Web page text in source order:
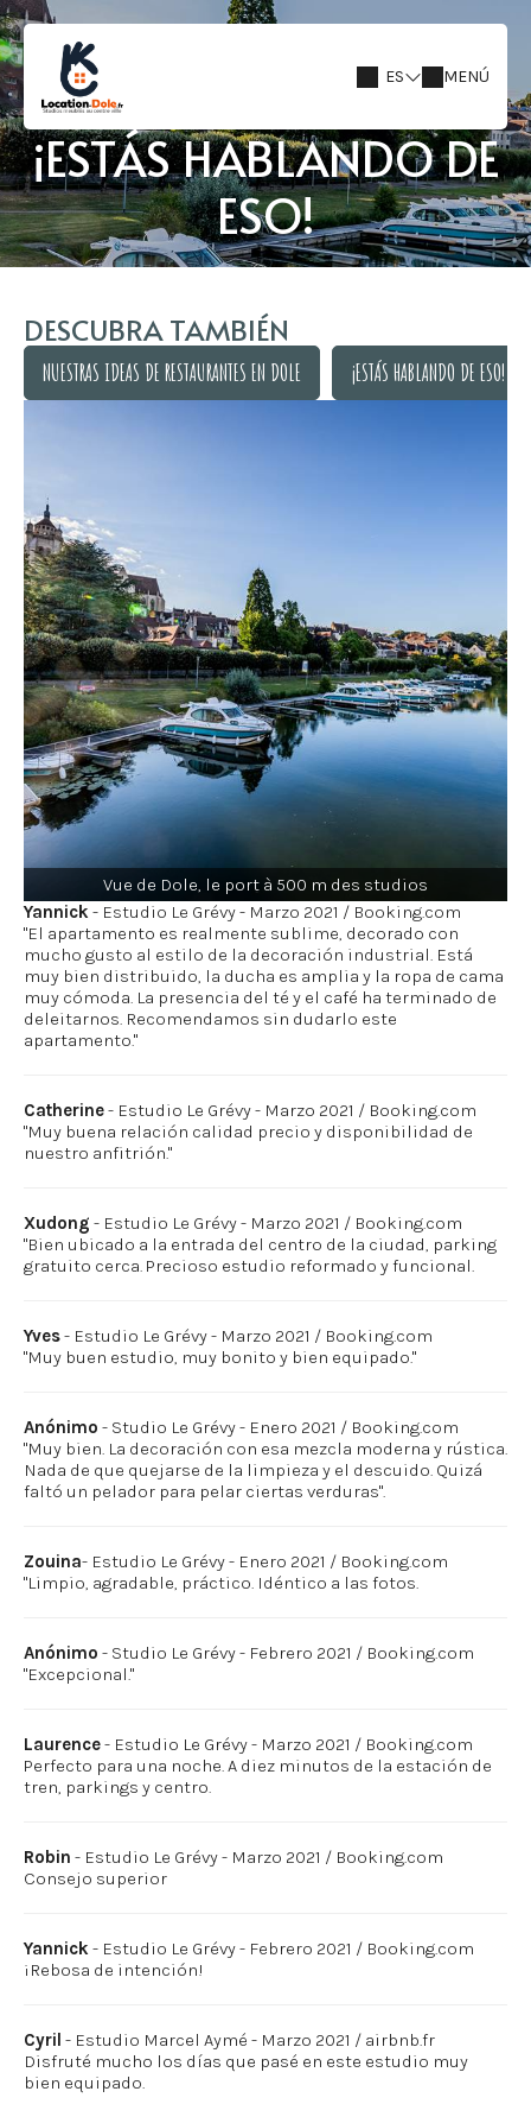
ES MENÚ
¡ESTÁS HABLANDO DE
ESO!
DESCUBRA TAMBIÉN
NUESTRAS IDEAS DE RESTAURANTES EN DOLE
¡ESTÁS HABLANDO DE ESO!
Vue de Dole, le port à 500 m des studios
Yannick - Estudio Le Grévy - Marzo 2021 / Booking.com
"El apartamento es realmente sublime, decorado con
mucho gusto al estilo de la decoración industrial. Está
muy bien distribuido, la ducha es amplia y la ropa de cama
muy cómoda. La presencia del té y el café ha terminado de
deleitarnos. Recomendamos sin dudarlo este
apartamento."
Catherine- Estudio Le Grévy - Marzo 2021 / Booking.com
"Muy buena relación calidad precio y disponibilidad de
nuestro anfitrión."
Xudong - Estudio Le Grévy - Marzo 2021 / Booking.com
"Bien ubicado a la entrada del centro de la ciudad, parking
gratuito cerca. Precioso estudio reformado y funcional.
Yves- Estudio Le Grévy - Marzo 2021 / Booking.com
"Muy buen estudio, muy bonito y bien equipado."
Anónimo - Studio Le Grévy - Enero 2021 / Booking.com
"Muy bien. La decoración con esa mezcla moderna y rústica.
Nada de que quejarse de la limpieza y el descuido. Quizá
faltó un pelador para pelar ciertas verduras".
Zouina- Estudio Le Grévy - Enero 2021 / Booking.com
"Limpio, agradable, práctico. Idéntico a las fotos.
Anónimo - Studio Le Grévy - Febrero 2021 / Booking.com
"Excepcional."
Laurence- Estudio Le Grévy - Marzo 2021 / Booking.com
Perfecto para una noche. A diez minutos de la estación de
tren, parkings y centro.
Robin - Estudio Le Grévy - Marzo 2021 / Booking.com
Consejo superior
Yannick - Estudio Le Grévy - Febrero 2021 / Booking.com
¡Rebosa de intención!
Cyril - Estudio Marcel Aymé - Marzo 2021 / airbnb.fr
Disfruté mucho los días que pasé en este estudio muy
bien equipado.